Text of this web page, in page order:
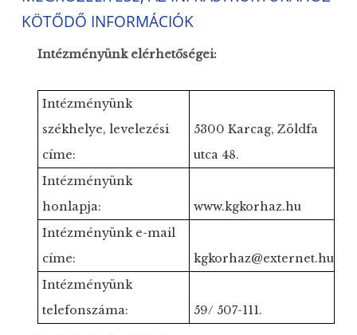
KÖTŐDŐ INFORMÁCIÓK
Intézményünk elérhetőségei:
Intézményünk
székhelye, levelezési
címe:
5300 Karcag, Zöldfa
utca 48.
Intézményünk
honlapja:
www.kgkorhaz.hu
Intézményünk e-mail
címe:
kgkorhaz@externet.hu
Intézményünk
telefonszáma:
59/ 507-111.